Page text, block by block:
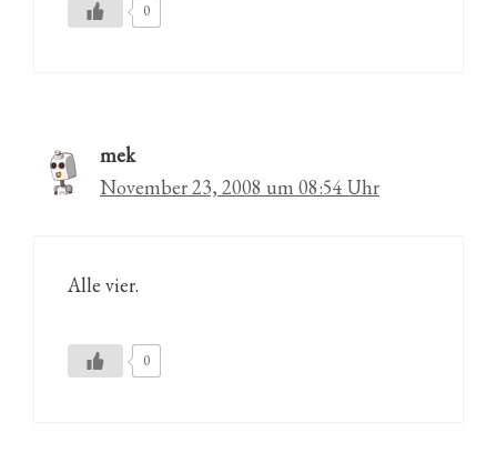
0
mek
November 23, 2008 um 08:54 Uhr
Alle vier.
0